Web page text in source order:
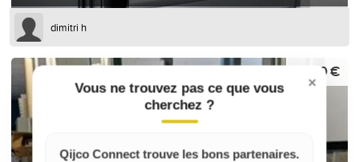
dimitri h
71,20 €
×
Vous ne trouvez pas ce que vous
cherchez ?
Qijco Connect trouve les bons partenaires.